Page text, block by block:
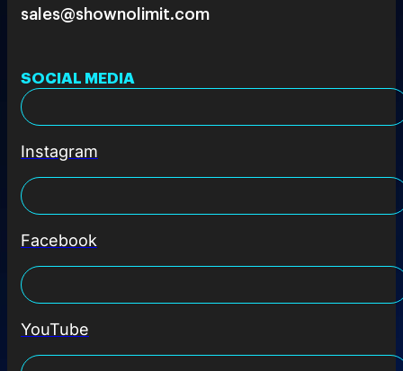
sales@shownolimit.com
SOCIAL MEDIA
Instagram
Facebook
YouTube